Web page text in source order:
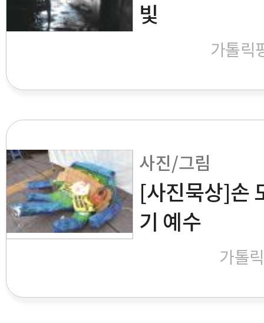
빛
가톨릭
사진/그림
[사진묵상]손
기 예수
가톨